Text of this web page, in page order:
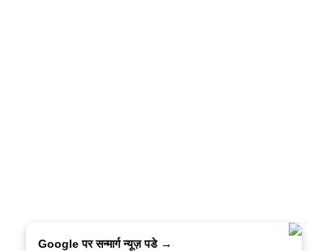
Google पर सन्मार्ग न्यूज़ पडे →